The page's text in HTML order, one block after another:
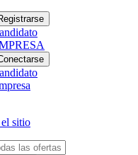
sitio